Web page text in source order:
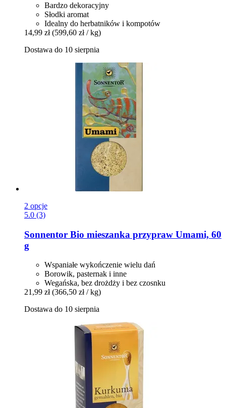
Bardzo dekoracyjny
Słodki aromat
Idealny do herbatników i kompotów
14,99 zł (599,60 zł / kg)
Dostawa do 10 sierpnia
2 opcje
5.0 (3)
Sonnentor Bio mieszanka przypraw Umami, 60
g
Wspaniałe wykończenie wielu dań
Borowik, pasternak i inne
Wegańska, bez drożdży i bez czosnku
21,99 zł (366,50 zł / kg)
Dostawa do 10 sierpnia